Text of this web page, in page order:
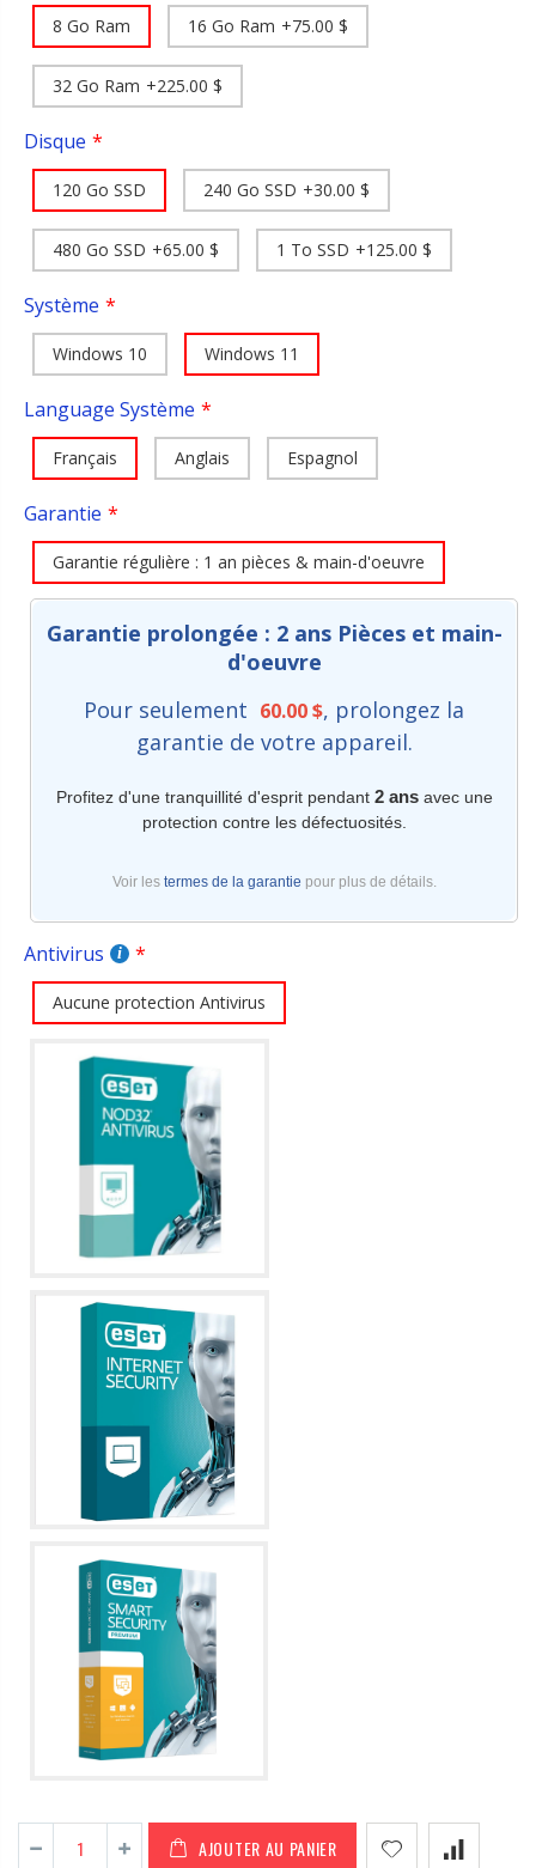
8 Go Ram 16 Go Ram +75.00 $
32 Go Ram +225.00 $
Disque
120 Go SSD 240 Go SSD +30.00 $
480 Go SSD +65.00 $ 1 To SSD +125.00 $
Système
Windows 10 Windows 11
Language Système
Français Anglais Espagnol
Garantie
Garantie régulière : 1 an pièces & main-d'oeuvre
Garantie prolongée : 2 ans Pièces et main-
d'oeuvre
Pour seulement 60.00 $, prolongez la
garantie de votre appareil.
Profitez d'une tranquillité d'esprit pendant 2 ans avec une
protection contre les défectuosités.
Voir les termes de la garantie pour plus de détails.
Antivirus
Aucune protection Antivirus
AJOUTER AU PANIER